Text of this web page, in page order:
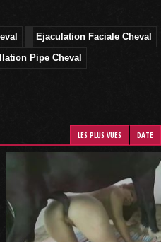
Ejaculation Faciale Cheval
Pipe Cheval
LES PLUS VUES DATE